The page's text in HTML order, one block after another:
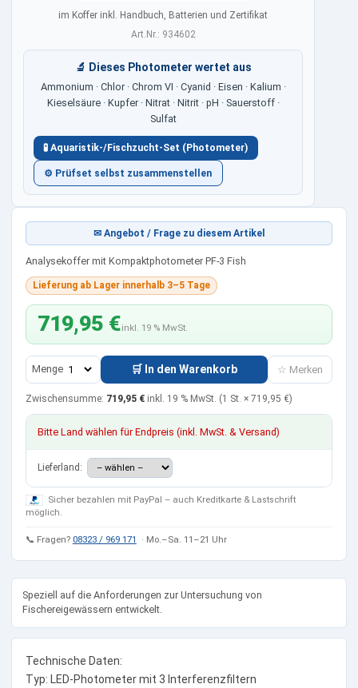
im Koffer inkl. Handbuch, Batterien und Zertifikat
Art.Nr.: 934602
🔬 Dieses Photometer wertet aus
Ammonium · Chlor · Chrom VI · Cyanid · Eisen · Kalium ·
Kieselsäure · Kupfer · Nitrat · Nitrit · pH · Sauerstoff ·
Sulfat
🧪 Aquaristik-/Fischzucht-Set (Photometer)
⚙ Prüfset selbst zusammenstellen
✉ Angebot / Frage zu diesem Artikel
Analysekoffer mit Kompaktphotometer PF-3 Fish
Lieferung ab Lager innerhalb 3–5 Tage
719,95 €inkl. 19 % MwSt.
Menge 🛒 In den Warenkorb ☆ Merken
Zwischensumme: 719,95 € inkl. 19 % MwSt. (1 St. × 719,95 €)
Bitte Land wählen für Endpreis (inkl. MwSt. & Versand)
Lieferland:
Sicher bezahlen mit PayPal – auch Kreditkarte & Lastschrift
möglich.
📞 Fragen? 08323 / 969 171 · Mo.–Sa. 11–21 Uhr
Speziell auf die Anforderungen zur Untersuchung von
Fischereigewässern entwickelt.
Technische Daten:
Typ: LED-Photometer mit 3 Interferenzfiltern